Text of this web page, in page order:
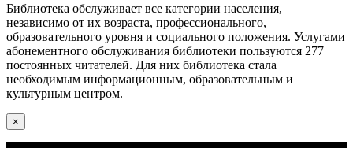
Библиотека обслуживает все категории населения,
независимо от их возраста, профессионального,
образовательного уровня и социального положения. Услугами
абонементного обслуживания библиотеки пользуются 277
постоянных читателей. Для них библиотека стала
необходимым информационным, образовательным и
культурным центром.
×